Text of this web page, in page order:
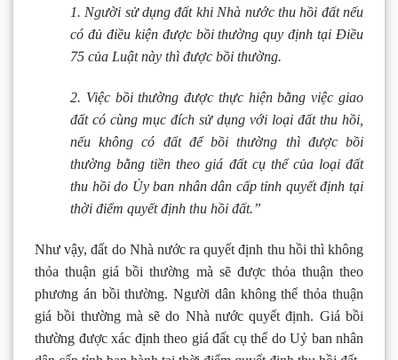
1. Người sử dụng đất khi Nhà nước thu hồi đất nếu
có đủ điều kiện được bồi thường quy định tại Điều
75 của Luật này thì được bồi thường.
2. Việc bồi thường được thực hiện bằng việc giao
đất có cùng mục đích sử dụng với loại đất thu hồi,
nếu không có đất để bồi thường thì được bồi
thường bằng tiền theo giá đất cụ thể của loại đất
thu hồi do Ủy ban nhân dân cấp tỉnh quyết định tại
thời điểm quyết định thu hồi đất.”
Như vậy, đất do Nhà nước ra quyết định thu hồi thì không
thỏa thuận giá bồi thường mà sẽ được thỏa thuận theo
phương án bồi thường. Người dân không thể thỏa thuận
giá bồi thường mà sẽ do Nhà nước quyết định. Giá bồi
thường được xác định theo giá đất cụ thể do Uỷ ban nhân